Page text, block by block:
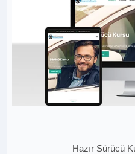
Hazır Sürücü